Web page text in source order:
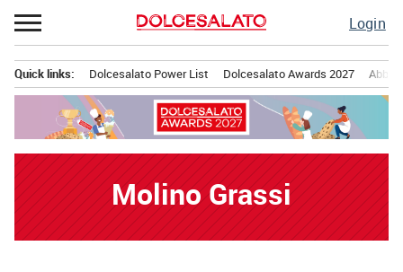
Passa
al
Login
principale
Quick links: Dolcesalato Power List Dolcesalato Awards 2027
Molino Grassi